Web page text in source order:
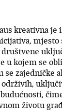
kreativna je i
mjesto
u kojem se
se zajedničke
životu